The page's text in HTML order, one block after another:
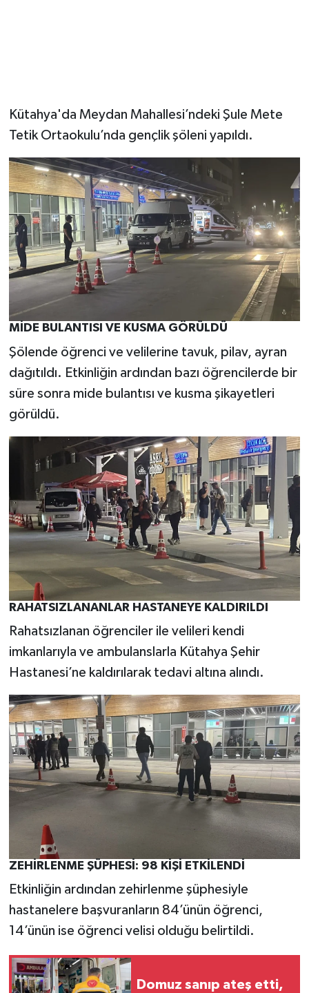
Kütahya'da Meydan Mahallesi’ndeki Şule Mete
Tetik Ortaokulu’nda gençlik şöleni yapıldı.
MİDE BULANTISI VE KUSMA GÖRÜLDÜ
Şölende öğrenci ve velilerine tavuk, pilav, ayran
dağıtıldı. Etkinliğin ardından bazı öğrencilerde bir
süre sonra mide bulantısı ve kusma şikayetleri
görüldü.
RAHATSIZLANANLAR HASTANEYE KALDIRILDI
Rahatsızlanan öğrenciler ile velileri kendi
imkanlarıyla ve ambulanslarla Kütahya Şehir
Hastanesi’ne kaldırılarak tedavi altına alındı.
ZEHİRLENME ŞÜPHESİ: 98 KİŞİ ETKİLENDİ
Etkinliğin ardından zehirlenme şüphesiyle
hastanelere başvuranların 84’ünün öğrenci,
14’ünün ise öğrenci velisi olduğu belirtildi.
Domuz sanıp ateş etti,